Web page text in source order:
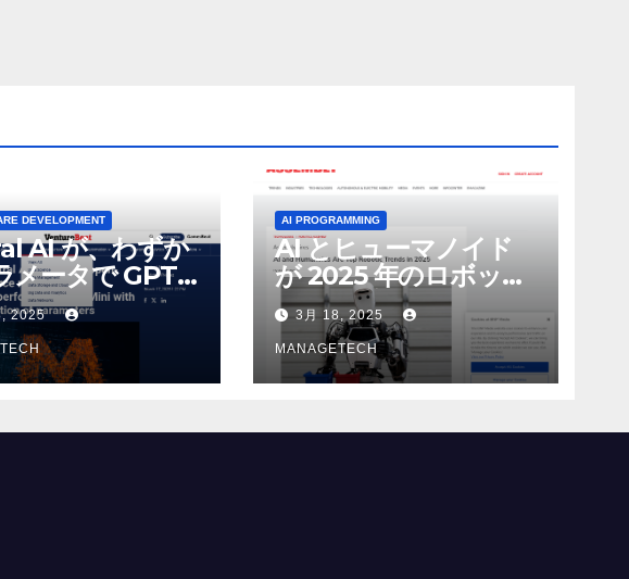
DEVELOPMENT
AI が、わずか
メータで GPT-
を上回る新し
プンソース モ
リリース |
2025
AI PROGRAMMING
AI とヒューマノイド
が 2025 年のロボット
のトップトレンドに |
ASSEMBLY
3月 18, 2025
MANAGETECH